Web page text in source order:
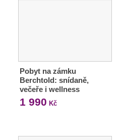
Pobyt na zámku
Berchtold: snídaně,
večeře i wellness
1 990 Kč